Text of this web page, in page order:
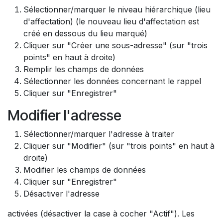
Sélectionner/marquer le niveau hiérarchique (lieu
d'affectation) (le nouveau lieu d'affectation est
créé en dessous du lieu marqué)
Cliquer sur "Créer une sous-adresse" (sur "trois
points" en haut à droite)
Remplir les champs de données
Sélectionner les données concernant le rappel
Cliquer sur "Enregistrer"
Modifier l'adresse
Sélectionner/marquer l'adresse à traiter​
Cliquer sur "Modifier" (sur "trois points" en haut à
droite)
Modifier les champs de données
Cliquer sur "Enregistrer"
Désactiver l'adresse
activées (désactiver la case à cocher "Actif"). Les